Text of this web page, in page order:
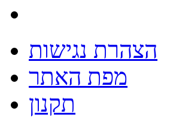
הצהרת נגישות
מפת האתר
תקנון